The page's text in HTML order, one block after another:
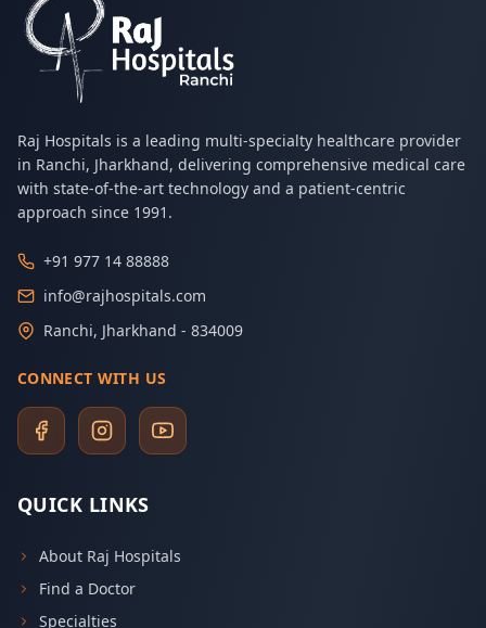
Raj Hospitals is a leading multi-specialty healthcare provider
in Ranchi, Jharkhand, delivering comprehensive medical care
with state-of-the-art technology and a patient-centric
approach since 1991.
+91 977 14 88888
info@rajhospitals.com
Ranchi, Jharkhand - 834009
CONNECT WITH US
QUICK LINKS
About Raj Hospitals
Find a Doctor
Specialties